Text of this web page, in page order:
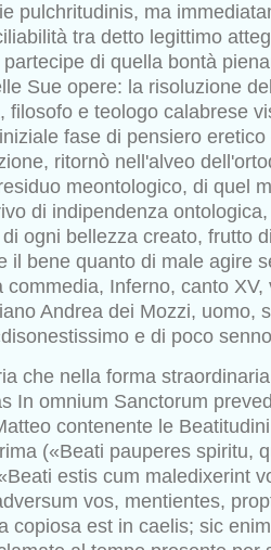
pulchritudinis, ma
tra detto legittimo
di quella bontà
Sue opere: la risoluzione
filosofo e teologo calabrese
fase di pensiero
ritornò nell'alveo
meontologico, di quel
di indipendenza
ogni bellezza creato, frutto
il bene quanto di male agire
commedia, Inferno, canto XV,
Andrea dei Mozzi, uomo,
e di poco
che nella forma
In omnium Sanctorum
contenente le
(«Beati pauperes spiritu,
estis cum maledixerint
vos, mentientes,
copiosa est in caelis; sic